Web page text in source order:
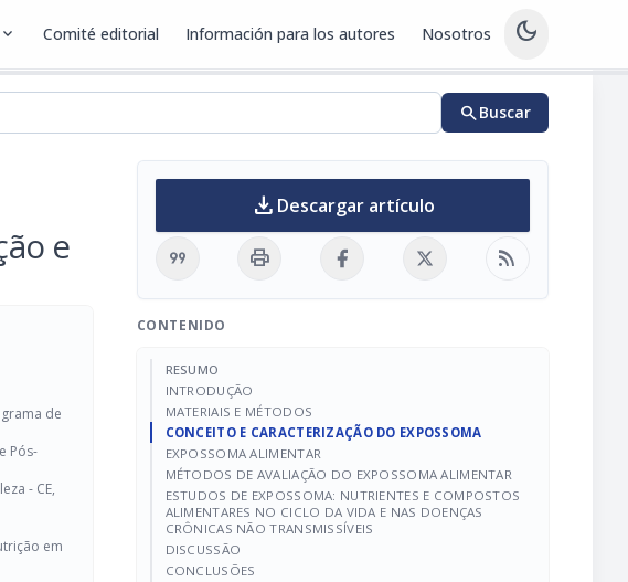
expand_more Comité editorial Información para los autores Nosotros dark_mode
searchBuscar
e
de
Pós-
- CE,
em
download Descargar artículo
format_quote print rss_feed
CONTENIDO
RESUMO
INTRODUÇÃO
MATERIAIS E MÉTODOS
CONCEITO E CARACTERIZAÇÃO DO EXPOSSOMA
EXPOSSOMA ALIMENTAR
MÉTODOS DE AVALIAÇÃO DO EXPOSSOMA ALIMENTAR
ESTUDOS DE EXPOSSOMA: NUTRIENTES E COMPOSTOS
ALIMENTARES NO CICLO DA VIDA E NAS DOENÇAS
CRÔNICAS NÃO TRANSMISSÍVEIS
DISCUSSÃO
CONCLUSÕES